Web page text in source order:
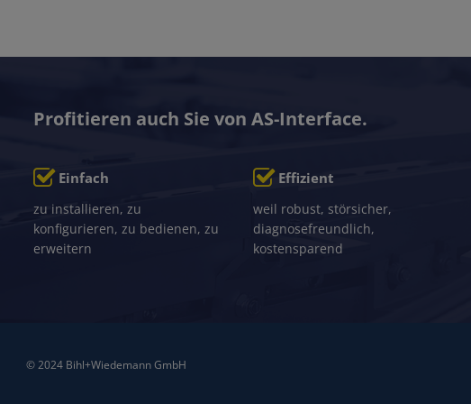
Profitieren auch Sie von AS-Interface.
Einfach
zu installieren, zu
konfigurieren, zu bedienen, zu
erweitern
Effizient
weil robust, störsicher,
diagnosefreundlich,
kostensparend
© 2024 Bihl+Wiedemann GmbH